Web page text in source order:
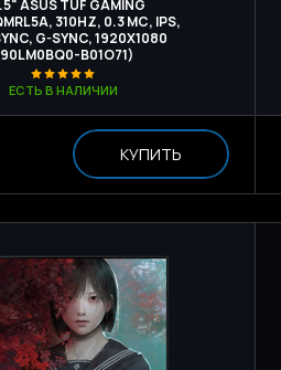
ASUS TUF GAMING
310HZ, 0.3 МС, IPS,
G-SYNC, 1920X1080
B01O71)
ЕСТЬ В НАЛИЧИИ
КУПИТЬ